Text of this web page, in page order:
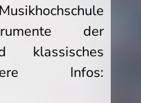
der
klassisches
Infos: